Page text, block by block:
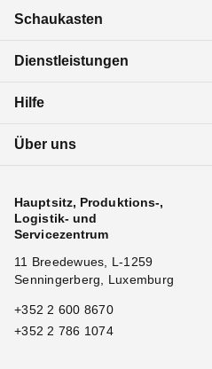
Schaukasten
Dienstleistungen
Hilfe
Über uns
Hauptsitz, Produktions-,
Logistik- und
Servicezentrum
11 Breedewues, L-1259
Senningerberg, Luxemburg
+352 2 600 8670
+352 2 786 1074